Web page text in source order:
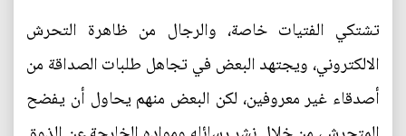
تشتكي الفتيات خاصة، والرجال من ظاهرة التحرش
الالكتروني، ويجتهد البعض في تجاهل طلبات الصداقة من
أصدقاء غير معروفين، لكن البعض منهم يحاول أن يفضح